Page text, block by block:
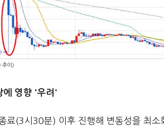
추이)
에 영향 '우려'
료(3시30분) 이후 진행해 변동성을 최